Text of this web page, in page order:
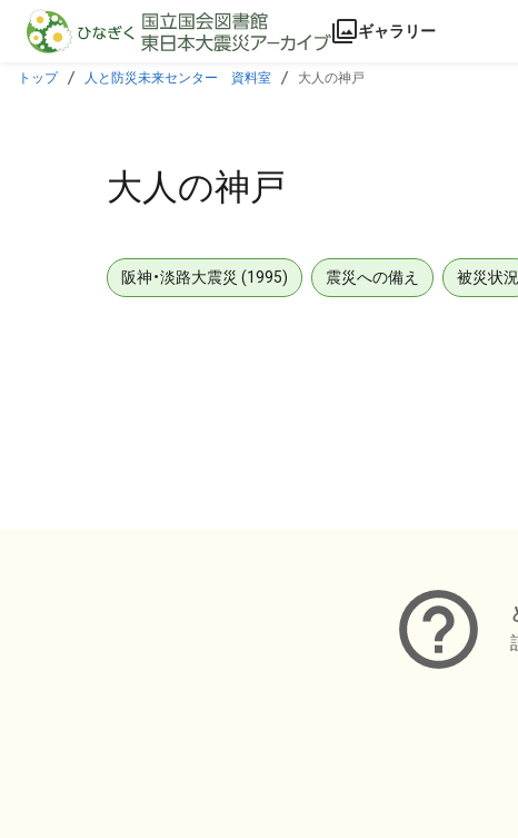
本文に飛ぶ
ギャラリー
トップ 人と防災未来センター 資料室 大人の神戸
大人の神戸
阪神・淡路大震災 (1995) 震災への備え 被災状況